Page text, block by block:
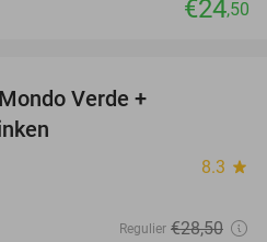
€24,50
Verde +
8.3 star
Regulier €28,50